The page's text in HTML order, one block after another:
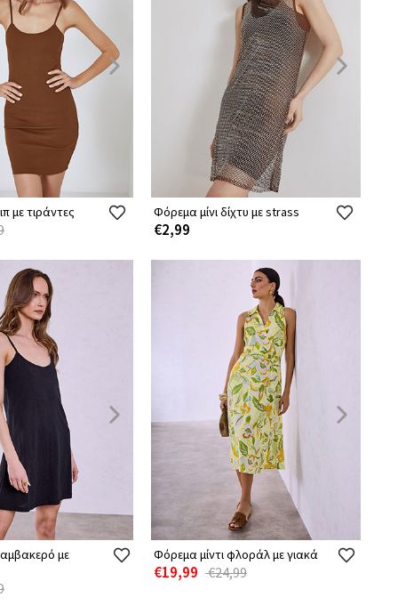
με τιράντες Φόρεμα μίνι δίχτυ με strass
€2,99
με
Φόρεμα μίντι φλοράλ με γιακά
€19,99 €24,99